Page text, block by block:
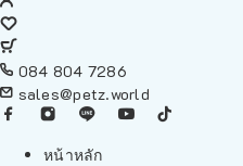
084 804 7286
sales@petz.world
หน้าหลัก